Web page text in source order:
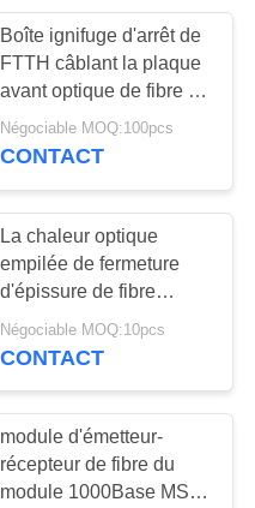
105
fibre
194
Boîte ignifuge d'arrêt de
FTTH câblant la plaque
avant optique de fibre de
Sc RPA de zone
Négociable MOQ:100pcs
CONTACT
La chaleur optique
empilée de fermeture
d'épissure de fibre
rétrécissent IP65 17 le
dôme de noyau des
Négociable MOQ:10pcs
CONTACT
module d'émetteur-
récepteur de fibre du
module 1000Base MSA